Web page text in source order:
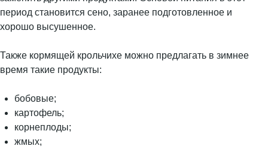
период становится сено, заранее подготовленное и
хорошо высушенное.
Также кормящей крольчихе можно предлагать в зимнее
время такие продукты:
бобовые;
картофель;
корнеплоды;
жмых;